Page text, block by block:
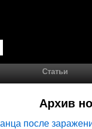
Статьи
Архив
после